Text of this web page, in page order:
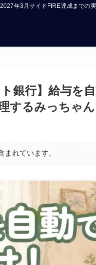
年3月サイドFIRE達成までの
ト銀行】給与を
するみっちゃ
れています。